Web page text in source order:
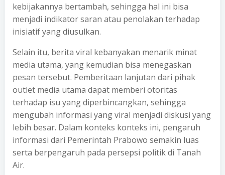
kebijakannya bertambah, sehingga hal ini bisa
menjadi indikator saran atau penolakan terhadap
inisiatif yang diusulkan.
Selain itu, berita viral kebanyakan menarik minat
media utama, yang kemudian bisa menegaskan
pesan tersebut. Pemberitaan lanjutan dari pihak
outlet media utama dapat memberi otoritas
terhadap isu yang diperbincangkan, sehingga
mengubah informasi yang viral menjadi diskusi yang
lebih besar. Dalam konteks konteks ini, pengaruh
informasi dari Pemerintah Prabowo semakin luas
serta berpengaruh pada persepsi politik di Tanah
Air.